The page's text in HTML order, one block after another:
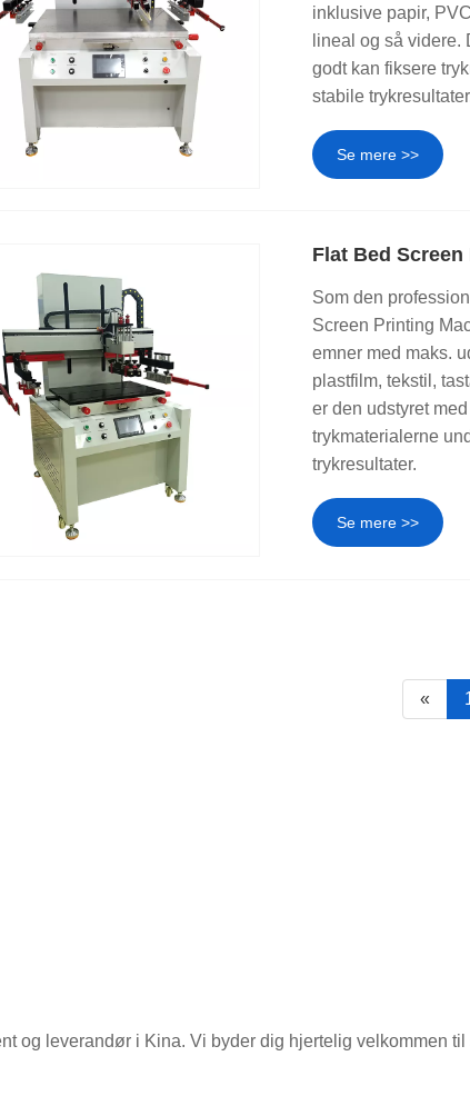
– giver vores flatbed screenprintere en pålidelig
inklusive papir,
lineal og så
godt kan fiksere
stabile
Se mere >>
Flat Bed
Som den
Screen Printing
emner med maks.
plastfilm, tekstil,
er den udstyret
trykmaterialerne
trykresultater.
Se mere >>
«
og leverandør i Kina. Vi byder dig hjertelig velkommen